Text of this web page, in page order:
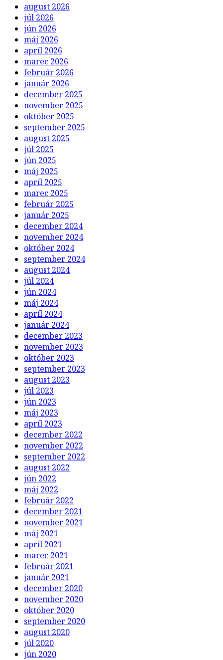
august 2026
júl 2026
jún 2026
máj 2026
apríl 2026
marec 2026
február 2026
január 2026
december 2025
november 2025
október 2025
september 2025
august 2025
júl 2025
jún 2025
máj 2025
apríl 2025
marec 2025
február 2025
január 2025
december 2024
november 2024
október 2024
september 2024
august 2024
júl 2024
jún 2024
máj 2024
apríl 2024
január 2024
december 2023
november 2023
október 2023
september 2023
august 2023
júl 2023
jún 2023
máj 2023
apríl 2023
december 2022
november 2022
september 2022
august 2022
jún 2022
máj 2022
február 2022
december 2021
november 2021
máj 2021
apríl 2021
marec 2021
február 2021
január 2021
december 2020
november 2020
október 2020
september 2020
august 2020
júl 2020
jún 2020